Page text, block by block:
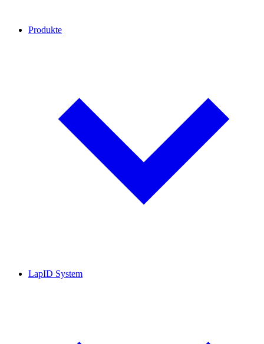
Produkte
LapID System